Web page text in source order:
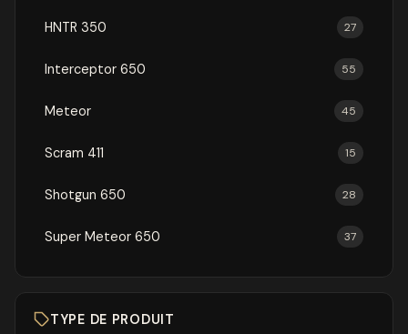
HNTR 350 27
Interceptor 650 55
Meteor 45
Scram 411 15
Shotgun 650 28
Super Meteor 650 37
TYPE DE PRODUIT